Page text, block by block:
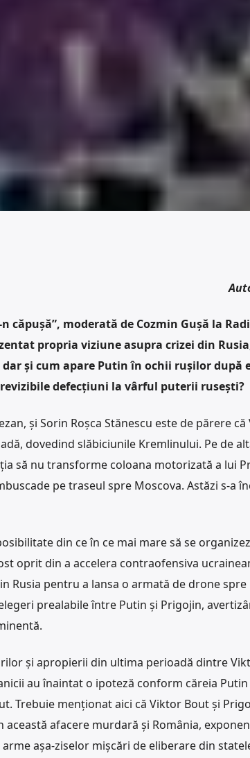
căpușă”, moderată de Cozmin Gușă la
propria viziune asupra crizei din
și cum apare Putin în ochii rușilor după
defecțiuni la vârful puterii rusești?
și Sorin Roșca Stănescu este de părere
dovedind slăbiciunile Kremlinului. Pe de
să nu transforme coloana motorizată a lui
pe traseul spre Moscova. Astăzi s-a
din ce în ce mai mare să se
oprit din a accelera contraofensiva
Rusia pentru a lansa o armată de drone spre
prealabile între Putin și Prigojin,
și apropierii din ultima perioadă dintre
au înaintat o ipoteză conform căreia
Trebuie menționat aici că Viktor Bout și
afacere murdară și România,
arme așa-ziselor mișcări de eliberare din